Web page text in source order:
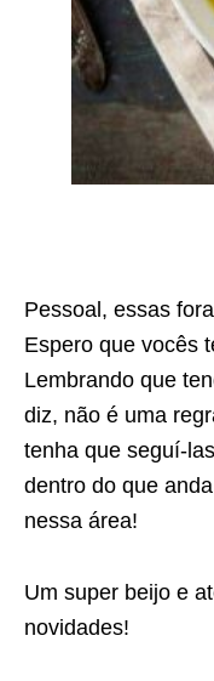
Pessoal, essas
Espero que vocês
Lembrando que
diz, não é uma
tenha que seguí-
dentro do que
nessa área!
Um super beijo e
novidades!